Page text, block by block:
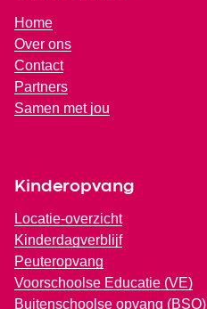
Home
Over ons
Contact
Partners
Samen met jou
Kinderopvang
Locatie-overzicht
Kinderdagverblijf
Peuteropvang
Voorschoolse Educatie (VE)
Buitenschoolse opvang (BSO)